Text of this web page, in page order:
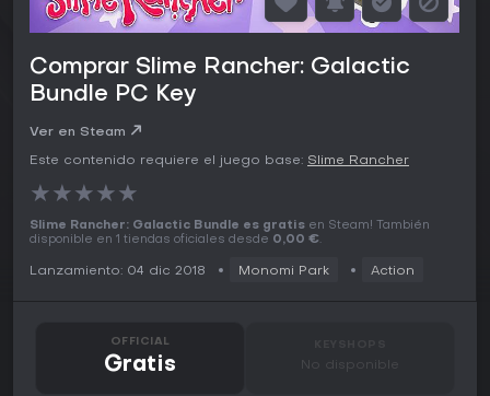
Comprar Slime Rancher: Galactic
Bundle PC Key
Ver en Steam
Este contenido requiere el juego base: Slime Rancher
★★★★★
Slime Rancher: Galactic Bundle es gratis en Steam! También
disponible en 1 tiendas oficiales desde 0,00 €.
Lanzamiento: 04 dic 2018 Monomi Park Action
OFFICIAL
Gratis No disponible